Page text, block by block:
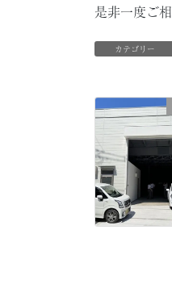
是非一度ご
カテゴリー